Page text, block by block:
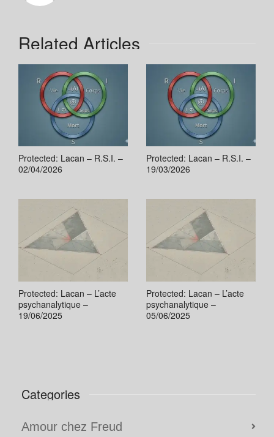
Related Articles
Protected: Lacan – R.S.I. –
02/04/2026
Protected: Lacan – R.S.I. –
19/03/2026
Protected: Lacan – L’acte
psychanalytique –
19/06/2025
Protected: Lacan – L’acte
psychanalytique –
05/06/2025
Categories
Amour chez Freud